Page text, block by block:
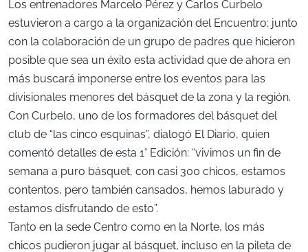
Los entrenadores Marcelo Pérez y Carlos Curbelo
estuvieron a cargo a la organización del Encuentro; junto
con la colaboración de un grupo de padres que hicieron
posible que sea un éxito esta actividad que de ahora en
más buscará imponerse entre los eventos para las
divisionales menores del básquet de la zona y la región.
Con Curbelo, uno de los formadores del básquet del
club de “las cinco esquinas”, dialogó El Diario, quien
comentó detalles de esta 1° Edición: “vivimos un fin de
semana a puro básquet, con casi 300 chicos, estamos
contentos, pero también cansados, hemos laburado y
estamos disfrutando de esto”.
Tanto en la sede Centro como en la Norte, los más
chicos pudieron jugar al básquet, incluso en la pileta de